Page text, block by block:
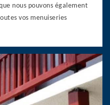
nous pouvons également
vos menuiseries